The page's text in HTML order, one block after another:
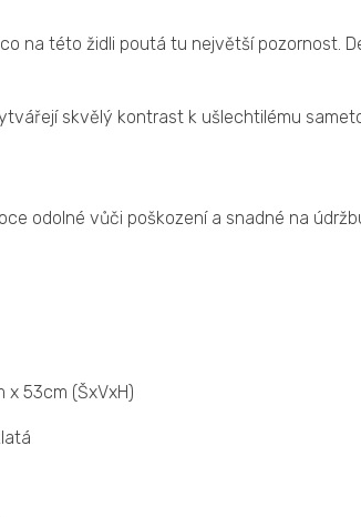
na této židli poutá tu největší pozornost.
skvělý kontrast k ušlechtilému
odolné vůči poškození a snadné na
x 53cm (ŠxVxH)